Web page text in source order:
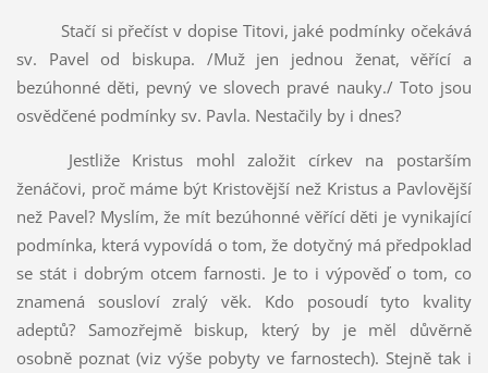
Stačí si přečíst v dopise Titovi, jaké podmínky očekává
sv. Pavel od biskupa. /Muž jen jednou ženat, věřící a
bezúhonné děti, pevný ve slovech pravé nauky./ Toto jsou
osvědčené podmínky sv. Pavla. Nestačily by i dnes?
Jestliže Kristus mohl založit církev na postarším
ženáčovi, proč máme být Kristovější než Kristus a Pavlovější
než Pavel? Myslím, že mít bezúhonné věřící děti je vynikající
podmínka, která vypovídá o tom, že dotyčný má předpoklad
se stát i dobrým otcem farnosti. Je to i výpověď o tom, co
znamená sousloví zralý věk. Kdo posoudí tyto kvality
adeptů? Samozřejmě biskup, který by je měl důvěrně
osobně poznat (viz výše pobyty ve farnostech). Stejně tak i